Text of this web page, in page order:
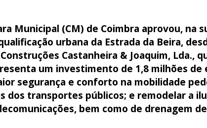
Municipal (CM) de Coimbra aprovou, na
urbana da Estrada da Beira,
Castanheira & Joaquim, Lda.,
um investimento de 1,8 milhões
segurança e conforto na mobilidade
dos transportes públicos; e remodelar a
bem como de drenagem